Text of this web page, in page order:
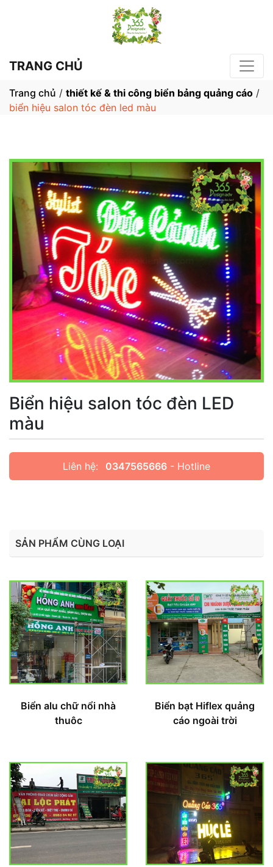
TRANG CHỦ
Trang chủ / thiết kế & thi công biển bảng quảng cáo /
biển hiệu salon tóc đèn led màu
Biển hiệu salon tóc đèn LED
màu
Liên hệ: 0347565666 - Hotline
SẢN PHẨM CÙNG LOẠI
Biển alu chữ nổi nhà
thuôc
Biển bạt Hiflex quảng
cáo ngoài trời